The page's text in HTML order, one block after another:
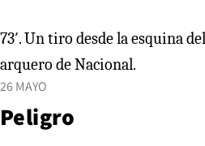
73′. Un tiro desde la esquina del área chica y repele el
arquero de Nacional.
26 MAYO
Peligro